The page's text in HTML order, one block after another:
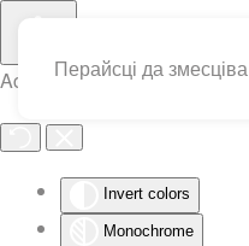
Accessibility Tools
Invert colors
Monochrome
Перайсці да змесціва